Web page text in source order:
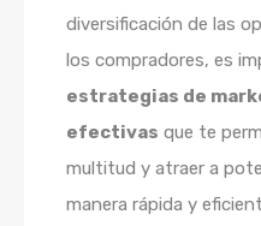
diversificación de las
los compradores, es
estrategias de
efectivas que te
multitud y atraer a
manera rápida y